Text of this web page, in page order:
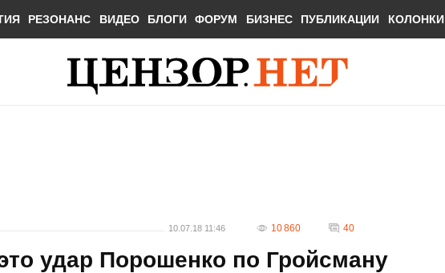
РЕЗОНАНС ВИДЕО БЛОГИ ФОРУМ БИЗНЕС ПУБЛИКАЦИИ КОЛОНКИ
10.07.18 11:46 10 860 40
удар Порошенко по Гройсману